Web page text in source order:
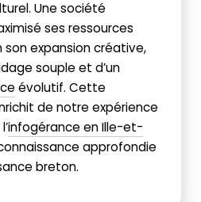
Une société
ses ressources
expansion créative,
souple et d’un
évolutif. Cette
de notre expérience
infogérance en Ille-et-
approfondie
breton.